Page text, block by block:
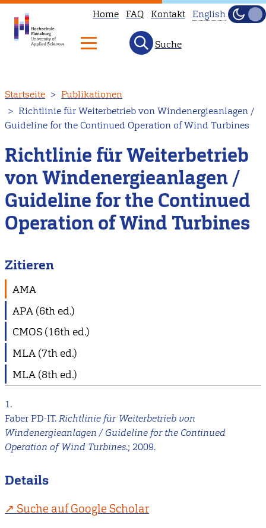
zum
Inhalt
Home FAQ Kontakt
available
in
English.
Head
to
our
English
main
English
Hell
Suche
Startseite
Publikationen
Richtlinie für Weiterbetrieb von Windenergieanlagen /
Guideline for the Continued Operation of Wind Turbines
Richtlinie für Weiterbetrieb
von Windenergieanlagen /
Guideline for the Continued
Operation of Wind Turbines
Zitieren
AMA
APA (6th ed.)
CMOS (16th ed.)
MLA (7th ed.)
MLA (8th ed.)
1.
Faber PD-IT.Richtlinie für Weiterbetrieb von
Windenergieanlagen / Guideline for the Continued
Operation of Wind Turbines.; 2009.
Details
Suche auf Google Scholar